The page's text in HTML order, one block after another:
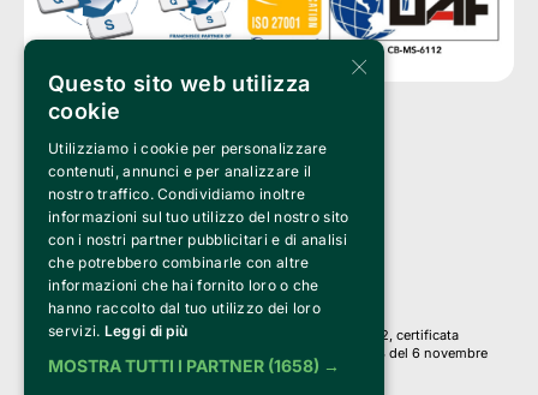
Clappit è un marchio di proprietà di:
Bemils Srl
a Socio Unico
Via Fosse Ardeatine, 4 -20092 Cinisello Balsamo (MI)
PI 05589050961
Iscr. C.C.I.A.A. Milano R.E.A. 1833471
© 2010-2025 Bemils Srl - Tutti i diritti riservati
Credits:
Clappit è basato sulla piattaforma di biglietteria Belive 6.2, certificata
dall’Agenzia delle Entrate con protocollo n. 2025/445474 del 6 novembre
2025.
×
Questo sito web utilizza
cookie
Utilizziamo i cookie per personalizzare
contenuti, annunci e per analizzare il
nostro traffico. Condividiamo inoltre
informazioni sul tuo utilizzo del nostro sito
con i nostri partner pubblicitari e di analisi
che potrebbero combinarle con altre
informazioni che hai fornito loro o che
hanno raccolto dal tuo utilizzo dei loro
servizi. Leggi di più
MOSTRA TUTTI I PARTNER (1658) →